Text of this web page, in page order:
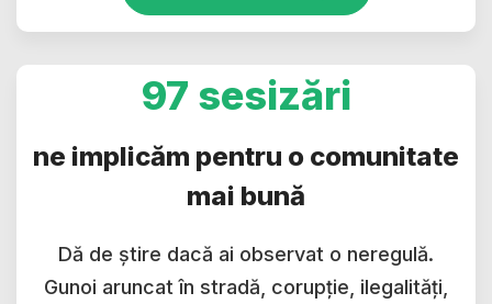
97 sesizări
ne implicăm pentru o comunitate
mai bună
Dă de știre dacă ai observat o neregulă.
Gunoi aruncat în stradă, corupție, ilegalități,